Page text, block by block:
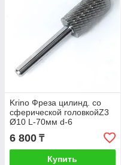
Krino Фреза цилинд. со
сферической головкойZ3
Ø10 L-70мм d-6
6 800 ₸
Купить